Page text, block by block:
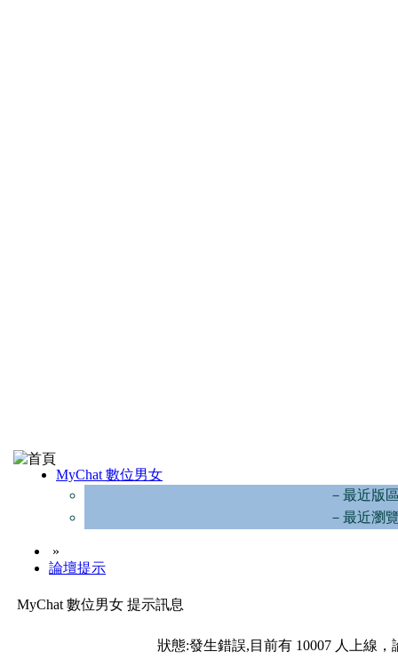
MyChat 數位男女
－最近版
－最近瀏
»
論壇提示
MyChat 數位男女 提示訊息
狀態:發生錯誤,目前有 10007 人上線